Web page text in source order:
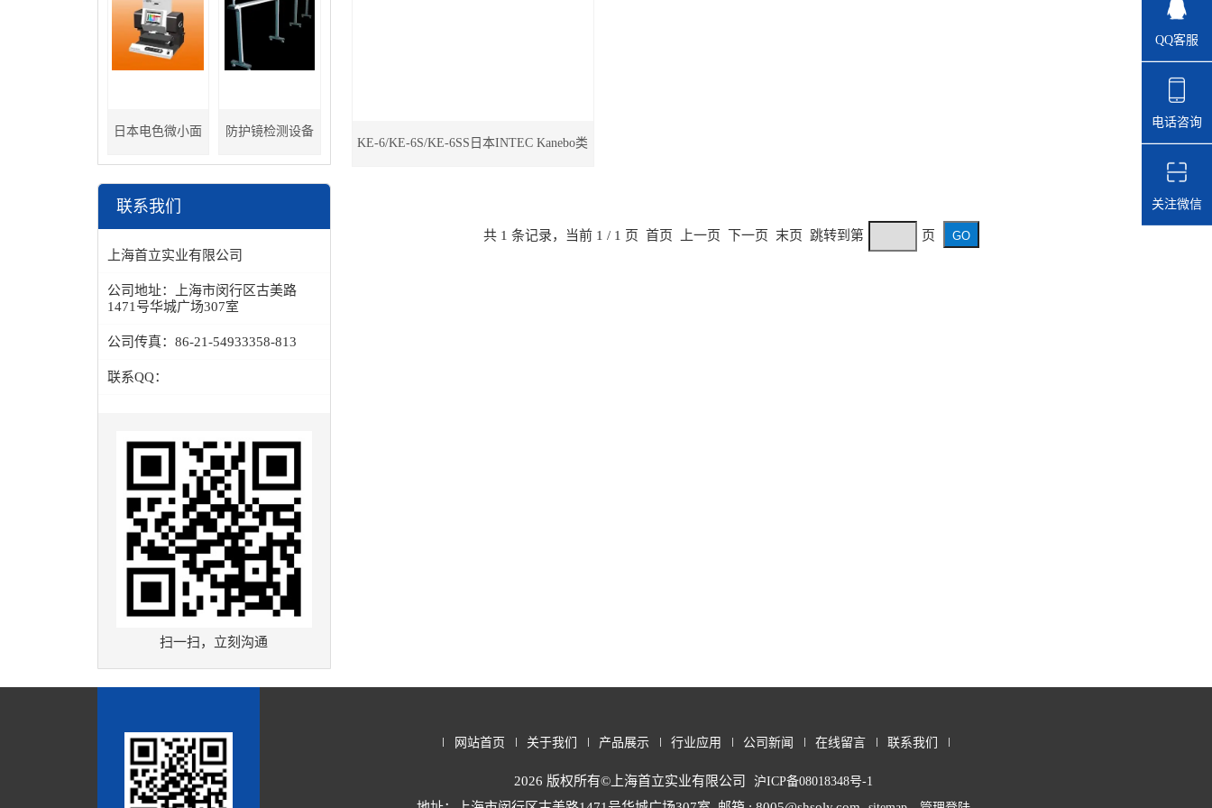
日本电色微小面 防护镜检测设备
联系我们
上海首立实业有限公司
公司地址：
上海市闵行区古美路
1471号华城广场307室
公司传真： 86-21-54933358-813
联系QQ：
扫一扫，立刻沟通
KE-6/KE-6S/KE-6SS日本INTEC Kanebo类
共 1 条记录，当前 1 / 1 页 首页 上一页 下一页 末页 跳转到第 页
网站首页 关于我们 产品展示 行业应用 公司新闻 在线留言 联系我们
2026 版权所有©上海首立实业有限公司 沪ICP备08018348号-1
QQ客服
电话咨询
关注微信